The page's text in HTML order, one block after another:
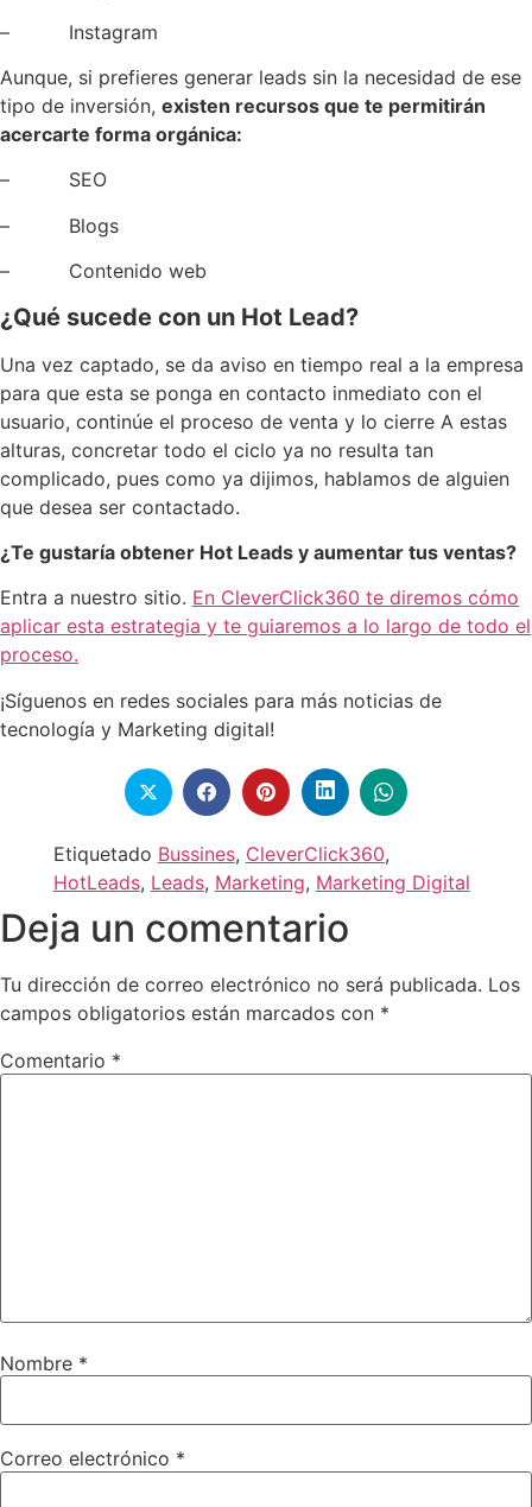
– Instagram
Aunque, si prefieres generar leads sin la necesidad de ese
tipo de inversión, existen recursos que te permitirán
acercarte forma orgánica:
– SEO
– Blogs
– Contenido web
¿Qué sucede con un Hot Lead?
Una vez captado, se da aviso en tiempo real a la empresa
para que esta se ponga en contacto inmediato con el
usuario, continúe el proceso de venta y lo cierre A estas
alturas, concretar todo el ciclo ya no resulta tan
complicado, pues como ya dijimos, hablamos de alguien
que desea ser contactado.
¿Te gustaría obtener Hot Leads y aumentar tus ventas?
Entra a nuestro sitio. En CleverClick360 te diremos cómo
aplicar esta estrategia y te guiaremos a lo largo de todo el
proceso.
¡Síguenos en redes sociales para más noticias de
tecnología y Marketing digital!
Etiquetado Bussines, CleverClick360,
HotLeads, Leads, Marketing, Marketing Digital
Deja un comentario
Tu dirección de correo electrónico no será publicada. Los
campos obligatorios están marcados con *
Comentario *
Nombre *
Correo electrónico *